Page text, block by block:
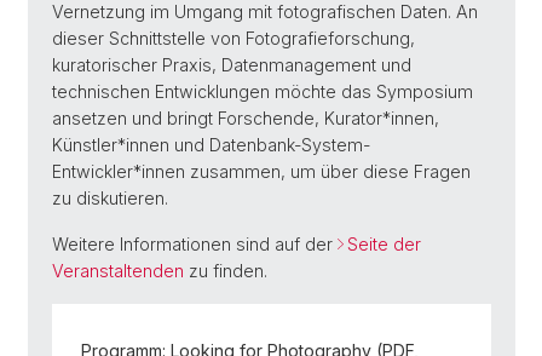
Vernetzung im Umgang mit fotografischen Daten. An
dieser Schnittstelle von Fotografieforschung,
kuratorischer Praxis, Datenmanagement und
technischen Entwicklungen möchte das Symposium
ansetzen und bringt Forschende, Kurator*innen,
Künstler*innen und Datenbank-System-
Entwickler*innen zusammen, um über diese Fragen
zu diskutieren.
Weitere Informationen sind auf der
Seite der
Veranstaltenden zu finden.
Programm: Looking for Photography (PDF,